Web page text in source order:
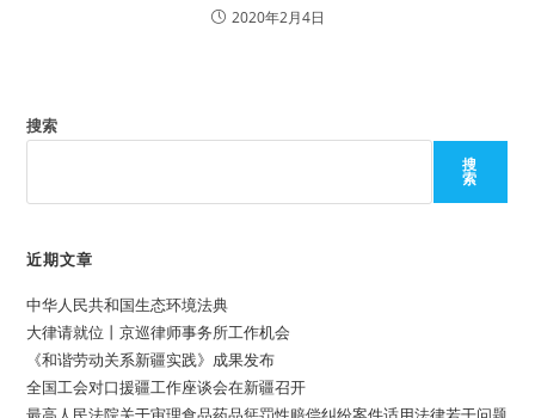
2020年2月4日
搜索
搜
索
近期文章
中华人民共和国生态环境法典
大律请就位丨京巡律师事务所工作机会
《和谐劳动关系新疆实践》成果发布
全国工会对口援疆工作座谈会在新疆召开